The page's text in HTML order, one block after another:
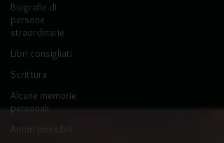
Biografie di
persone
straordinarie
Libri consigliati
Scrittura
Alcune memorie
personali
Amori possibili